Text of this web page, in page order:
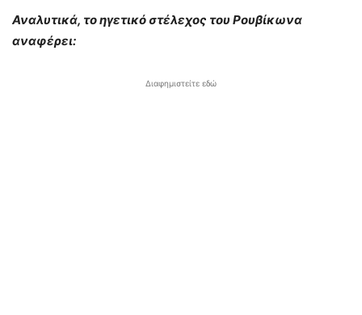
Αναλυτικά, το ηγετικό στέλεχος του Ρουβίκωνα
αναφέρει:
Διαφημιστείτε εδώ